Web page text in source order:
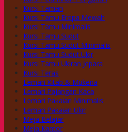
Kursi Taman
Kursi Tamu Eropa Mewah
Kursi Tamu Minimalis
Kursi Tamu Sudut
Kursi Tamu Sudut Minimalis
Kursi Tamu Sudut Ukir
Kursi Tamu Ukiran Jepara
Kursi Teras
Lemari Kitab & Mukena
Lemari Pajangan Kaca
Lemari Pakaian Minimalis
Lemari Pakaian Ukir
Meja Belajar
Meja Kantor